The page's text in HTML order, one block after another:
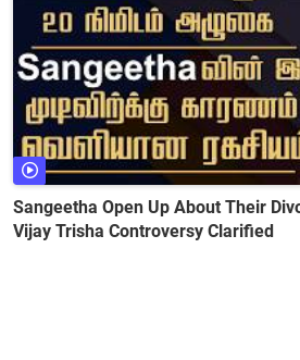
Sangeetha Open Up About Their
Vijay Trisha Controversy Clarified